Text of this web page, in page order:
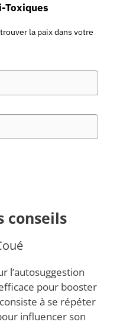
Toxiques
la paix dans votre
conseils
l’autosuggestion
pour booster
à se répéter
influencer son